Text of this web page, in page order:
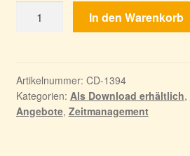
Rails
Das
Herz
des
In den Warenkorb
Artikelnummer: CD-1394
Kategorien: Als Download erhältlich,
Angebote, Zeitmanagement